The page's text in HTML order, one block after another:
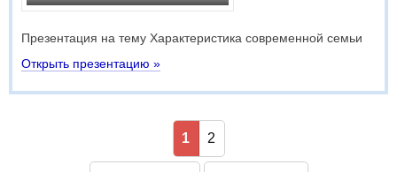
Презентация на тему Характеристика современной семьи
Открыть презентацию »
1 2